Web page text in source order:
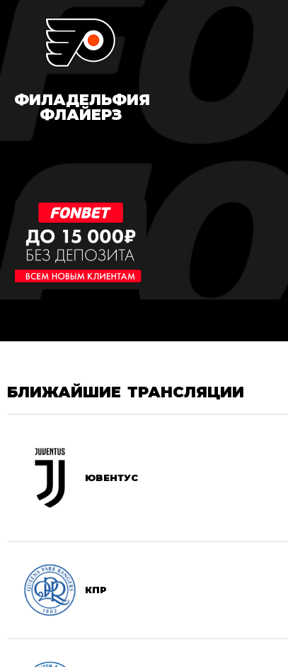
ФИЛАДЕЛЬФИЯ
ФЛАЙЕРЗ
БЛИЖАЙШИЕ ТРАНСЛЯЦИИ
ЮВЕНТУС
КПР